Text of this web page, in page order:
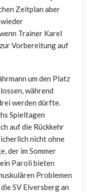
Zeitplan aber
Trainer Karel
Vorbereitung auf
um den Platz
während
werden dürfte.
Spieltagen
auf die Rückkehr
nicht ohne
der im Sommer
Paroli bieten
Problemen
SV Elversberg an